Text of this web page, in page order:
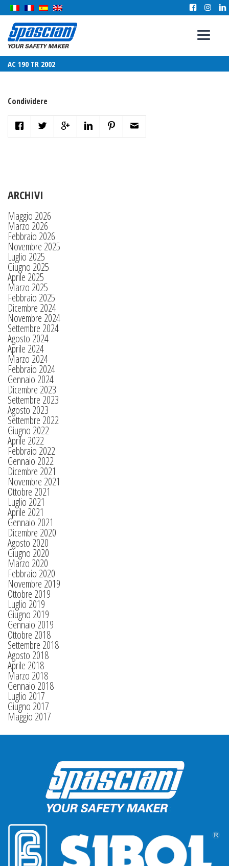
AC 190 TR 2002
Condividere
ARCHIVI
Maggio 2026
Marzo 2026
Febbraio 2026
Novembre 2025
Luglio 2025
Giugno 2025
Aprile 2025
Marzo 2025
Febbraio 2025
Dicembre 2024
Novembre 2024
Settembre 2024
Agosto 2024
Aprile 2024
Marzo 2024
Febbraio 2024
Gennaio 2024
Dicembre 2023
Settembre 2023
Agosto 2023
Settembre 2022
Giugno 2022
Aprile 2022
Febbraio 2022
Gennaio 2022
Dicembre 2021
Novembre 2021
Ottobre 2021
Luglio 2021
Aprile 2021
Gennaio 2021
Dicembre 2020
Agosto 2020
Giugno 2020
Marzo 2020
Febbraio 2020
Novembre 2019
Ottobre 2019
Luglio 2019
Giugno 2019
Gennaio 2019
Ottobre 2018
Settembre 2018
Agosto 2018
Aprile 2018
Marzo 2018
Gennaio 2018
Luglio 2017
Giugno 2017
Maggio 2017